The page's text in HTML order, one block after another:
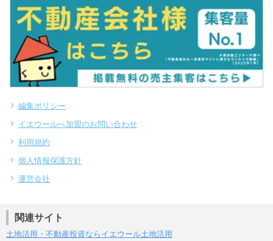
編集ポリシー
イエウールへ加盟のお問い合わせ
利用規約
個人情報保護方針
運営会社
関連サイト
土地活用・不動産投資ならイエウール土地活用